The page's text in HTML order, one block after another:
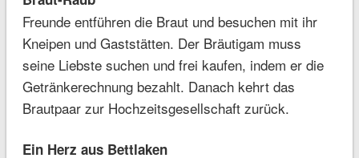
Freunde entführen die Braut und besuchen mit ihr
Kneipen und Gaststätten. Der Bräutigam muss
seine Liebste suchen und frei kaufen, indem er die
Getränkerechnung bezahlt. Danach kehrt das
Brautpaar zur Hochzeitsgesellschaft zurück.
Ein Herz aus Bettlaken